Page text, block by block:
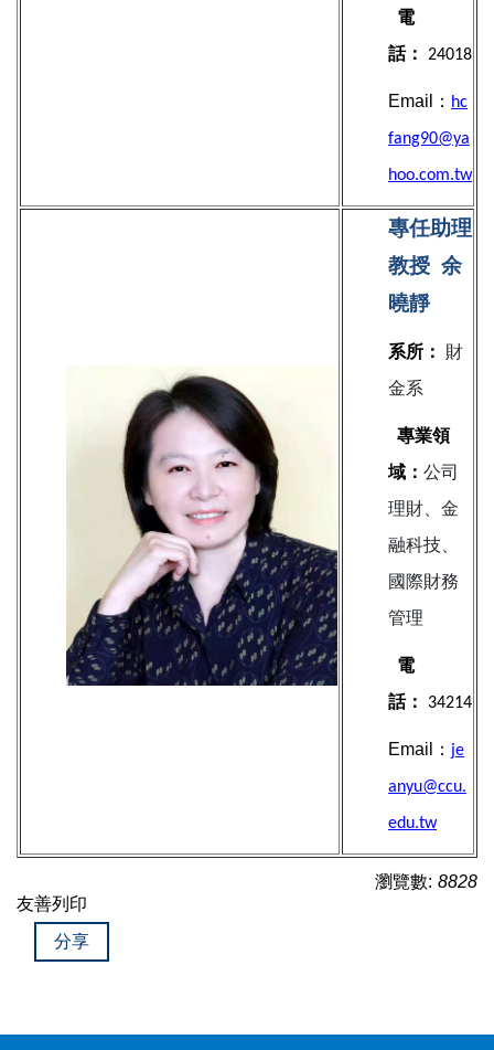
電
話：
24018
Email： hc
fang90@ya
hoo.com.tw
專任助理
教授 余
曉靜
系所：
財
金系
專業領
域： 公司
理財、金
融科技、
國際財務
管理
電
話：
34214
Email： je
anyu@ccu.
edu.tw
瀏覽數: 8828
友善列印
分享